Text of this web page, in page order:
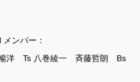
ンバー：
洋 Ts 八巻綾一 斉藤哲朗 Bs